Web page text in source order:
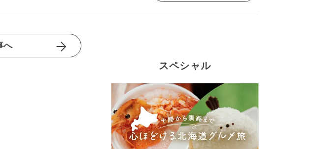
へ
スペシャル